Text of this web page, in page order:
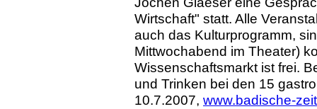
Wirtschaft" statt. Alle
auch das Kulturprogramm,
Mittwochabend im Theater)
Wissenschaftsmarkt ist frei.
und Trinken bei den 15
10.7.2007, www.badische-